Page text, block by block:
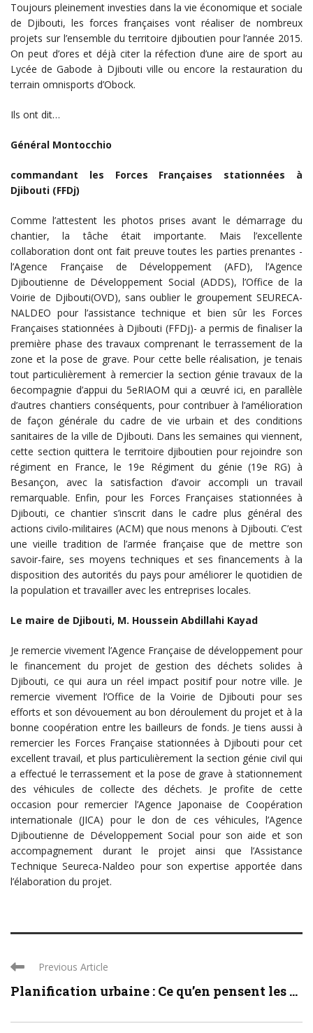
Toujours pleinement investies dans la vie économique et sociale
de Djibouti, les forces françaises vont réaliser de nombreux
projets sur l’ensemble du territoire djiboutien pour l’année 2015.
On peut d’ores et déjà citer la réfection d’une aire de sport au
Lycée de Gabode à Djibouti ville ou encore la restauration du
terrain omnisports d’Obock.
Ils ont dit…
Général Montocchio
commandant les Forces Françaises stationnées à
Djibouti (FFDj)
Comme l’attestent les photos prises avant le démarrage du
chantier, la tâche était importante. Mais l’excellente
collaboration dont ont fait preuve toutes les parties prenantes -
l’Agence Française de Développement (AFD), l’Agence
Djiboutienne de Développement Social (ADDS), l’Office de la
Voirie de Djibouti(OVD), sans oublier le groupement SEURECA-
NALDEO pour l’assistance technique et bien sûr les Forces
Françaises stationnées à Djibouti (FFDj)- a permis de finaliser la
première phase des travaux comprenant le terrassement de la
zone et la pose de grave. Pour cette belle réalisation, je tenais
tout particulièrement à remercier la section génie travaux de la
6ecompagnie d’appui du 5eRIAOM qui a œuvré ici, en parallèle
d’autres chantiers conséquents, pour contribuer à l’amélioration
de façon générale du cadre de vie urbain et des conditions
sanitaires de la ville de Djibouti. Dans les semaines qui viennent,
cette section quittera le territoire djiboutien pour rejoindre son
régiment en France, le 19e Régiment du génie (19e RG) à
Besançon, avec la satisfaction d’avoir accompli un travail
remarquable. Enfin, pour les Forces Françaises stationnées à
Djibouti, ce chantier s’inscrit dans le cadre plus général des
actions civilo-militaires (ACM) que nous menons à Djibouti. C’est
une vieille tradition de l’armée française que de mettre son
savoir-faire, ses moyens techniques et ses financements à la
disposition des autorités du pays pour améliorer le quotidien de
la population et travailler avec les entreprises locales.
Le maire de Djibouti, M. Houssein Abdillahi Kayad
Je remercie vivement l’Agence Française de développement pour
le financement du projet de gestion des déchets solides à
Djibouti, ce qui aura un réel impact positif pour notre ville. Je
remercie vivement l’Office de la Voirie de Djibouti pour ses
efforts et son dévouement au bon déroulement du projet et à la
bonne coopération entre les bailleurs de fonds. Je tiens aussi à
remercier les Forces Française stationnées à Djibouti pour cet
excellent travail, et plus particulièrement la section génie civil qui
a effectué le terrassement et la pose de grave à stationnement
des véhicules de collecte des déchets. Je profite de cette
occasion pour remercier l’Agence Japonaise de Coopération
internationale (JICA) pour le don de ces véhicules, l’Agence
Djiboutienne de Développement Social pour son aide et son
accompagnement durant le projet ainsi que l’Assistance
Technique Seureca-Naldeo pour son expertise apportée dans
l’élaboration du projet.
Previous Article
Planification urbaine : Ce qu’en pensent les ...